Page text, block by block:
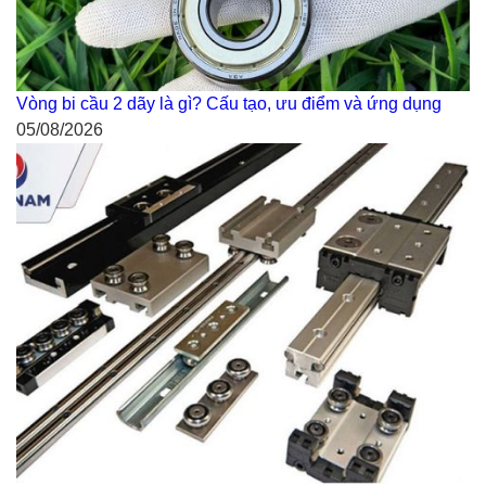
Vòng bi cầu 2 dãy là gì? Cấu tạo, ưu điểm và ứng dụng
05/08/2026